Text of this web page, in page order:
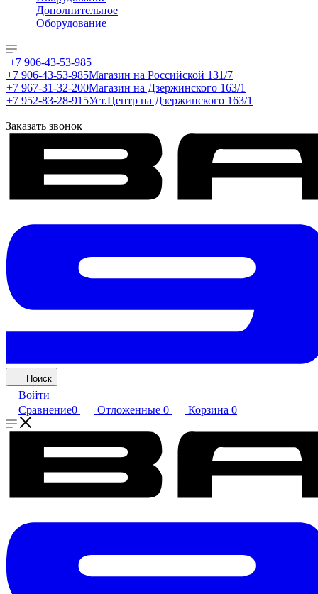
Дополнительное
Оборудование
+7 906-43-53-985
+7 906-43-53-985Магазин на Российской 131/7
+7 967-31-32-200Магазин на Дзержинского 163/1
+7 952-83-28-915Уст.Центр на Дзержинского 163/1
Заказать звонок
Поиск
Войти
Сравнение0 Отложенные 0 Корзина 0